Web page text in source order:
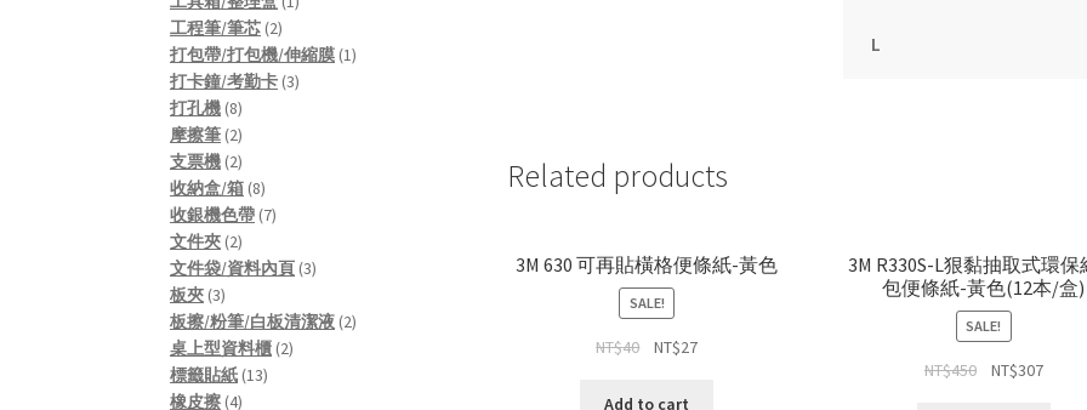
L
Related products
3M 630 可再貼橫格便條紙-黃色
SALE!
NT$40 NT$27
Add to cart
3M R330S-L狠黏抽取式環保
包便條紙-黃色(12本/盒)
SALE!
NT$450 NT$307
工程筆/筆芯 22
products
打包帶/打包機/伸縮膜 11
打卡鐘/考勤卡 33
打孔機 88
products
摩擦筆 22
products
支票機 22
products
收納盒/箱 88
products
收銀機色帶 77
文件夾 22
products
文件袋/資料內頁 33
板夾 33
products
板擦/粉筆/白板清潔液 22
桌上型資料櫃 22
標籤貼紙 1313
橡皮擦 44